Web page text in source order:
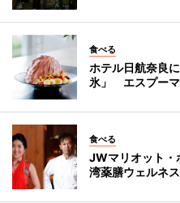
食べる
ホテル日航奈良
氷」 エスプー
食べる
JWマリオット・
湾薬膳ウェルネス